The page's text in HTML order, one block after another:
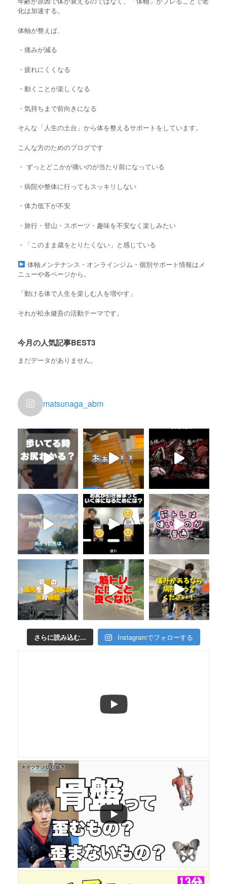
化は加速する。
体軸が整えば、
・痛みが減る
・疲れにくくなる
・動くことが楽しくなる
・気持ちまで前向きになる
そんな「人生の土台」から体を整えるサポートをしています。
こんな方のためのブログです
・ ずっとどこかが痛いのが当たり前になっている
・ 病院や整体に行ってもスッキリしない
・ 体力低下が不安
・旅行・登山・スポーツ・趣味を不安なく楽しみたい
・「このまま歳をとりたくない」と感じている
体軸メンテナンス・オンラインジム・個別サポート情報はメ
ニューや各ページから。
「動ける体で人生を楽しむ人を増やす」
それが松永健吾の活動テーマです。
今月の人気記事BEST3
まだデータがありません。
matsunaga_abm
さらに読み込む... Instagramでフォローする